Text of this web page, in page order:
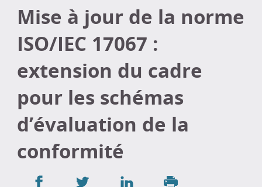
Mise à jour de la norme
ISO/IEC 17067 :
extension du cadre
pour les schémas
d’évaluation de la
conformité
Partager
Partager
Partager